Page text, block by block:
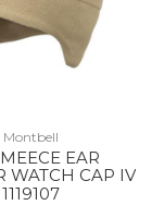
Montbell
EAR
WATCH CAP IV
1119107